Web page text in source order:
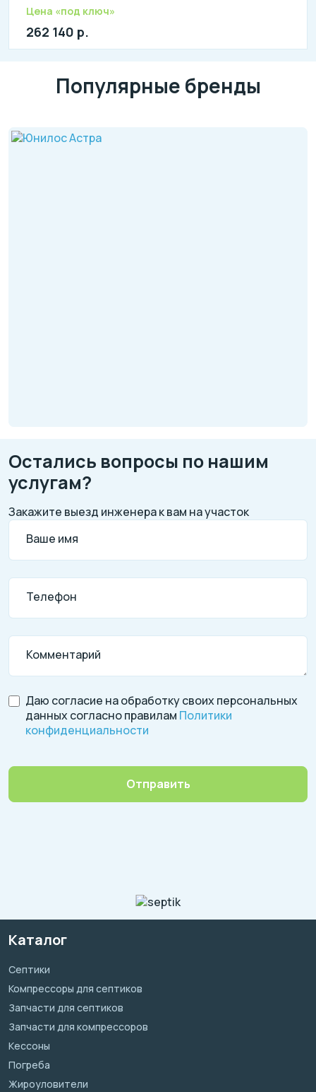
литров в сутки: 2500
Цена «под ключ»
262 140 р.
Популярные бренды
Остались вопросы по нашим
услугам?
Закажите выезд инженера к вам на участок
Ваше имя
Телефон
Комментарий
Даю согласие на обработку своих персональных
данных согласно правилам Политики
конфиденциальности
Отправить
Каталог
Септики
Компрессоры для септиков
Запчасти для септиков
Запчасти для компрессоров
Кессоны
Погреба
Жироуловители